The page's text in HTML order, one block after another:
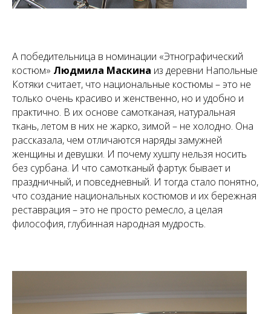
А победительница в номинации «Этнографический
костюм» Людмила Маскина из деревни Напольные
Котяки считает, что национальные костюмы – это не
только очень красиво и женственно, но и удобно и
практично. В их основе самотканая, натуральная
ткань, летом в них не жарко, зимой – не холодно. Она
рассказала, чем отличаются наряды замужней
женщины и девушки. И почему хушпу нельзя носить
без сурбана. И что самотканый фартук бывает и
праздничный, и повседневный. И тогда стало понятно,
что создание национальных костюмов и их бережная
реставрация – это не просто ремесло, а целая
философия, глубинная народная мудрость.